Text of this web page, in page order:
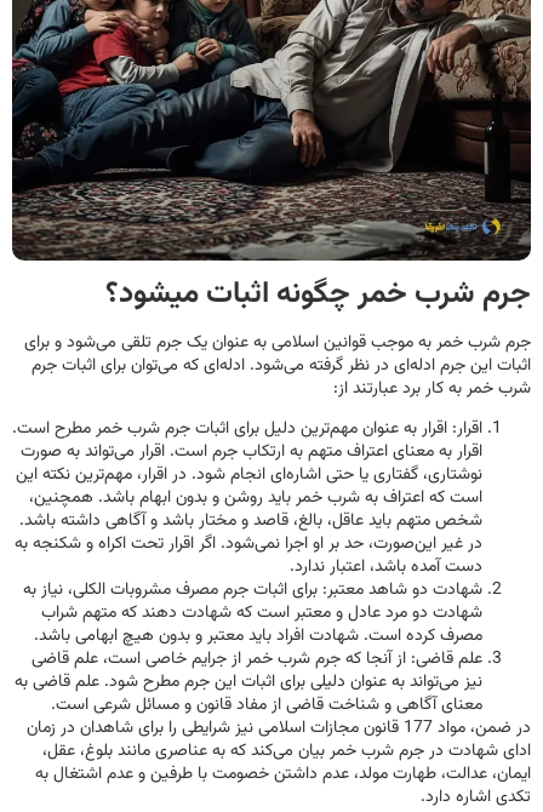
جرم شرب خمر چگونه اثبات می­شود؟
جرم شرب خمر به موجب قوانین اسلامی به عنوان یک جرم تلقی می‌شود و برای
اثبات این جرم ادله‌ای در نظر گرفته می‌شود. ادله‌ای که می‌توان برای اثبات جرم
شرب خمر به کار برد عبارتند از:
اقرار: اقرار به عنوان مهم‌ترین دلیل برای اثبات جرم شرب خمر مطرح است.
اقرار به معنای اعتراف متهم به ارتکاب جرم است. اقرار می‌تواند به صورت
نوشتاری، گفتاری یا حتی اشاره‌ای انجام شود. در اقرار، مهم‌ترین نکته این
است که اعتراف به شرب خمر باید روشن و بدون ابهام باشد. همچنین،
شخص متهم باید عاقل، بالغ، قاصد و مختار باشد و آگاهی داشته باشد.
در غیر این‌صورت، حد بر او اجرا نمی‌شود. اگر اقرار تحت اکراه و شکنجه به
دست آمده باشد، اعتبار ندارد.
شهادت دو شاهد معتبر: برای اثبات جرم مصرف مشروبات الکلی، نیاز به
شهادت دو مرد عادل و معتبر است که شهادت دهند که متهم شراب
مصرف کرده است. شهادت افراد باید معتبر و بدون هیچ ابهامی باشد.
علم قاضی: از آنجا که جرم شرب خمر از جرایم خاصی است، علم قاضی
نیز می‌تواند به عنوان دلیلی برای اثبات این جرم مطرح شود. علم قاضی به
معنای آگاهی و شناخت قاضی از مفاد قانون و مسائل شرعی است.
در ضمن، مواد 177 قانون مجازات اسلامی نیز شرایطی را برای شاهدان در زمان
ادای شهادت در جرم شرب خمر بیان می‌کند که به عناصری مانند بلوغ، عقل،
ایمان، عدالت، طهارت مولد، عدم داشتن خصومت با طرفین و عدم اشتغال به
تکدی اشاره دارد.